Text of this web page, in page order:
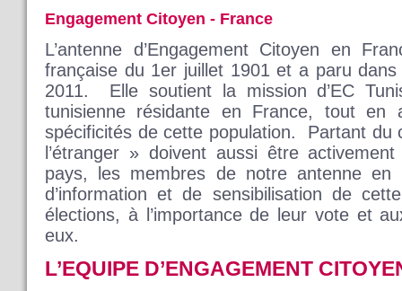
Engagement Citoyen - France
L’antenne d’Engagement Citoyen en
française du 1er juillet 1901 et a paru
2011. Elle soutient la mission d’EC
tunisienne résidante en France, tout en
spécificités de cette population. Partant du
l’étranger » doivent aussi être
pays, les membres de notre antenne en
d’information et de sensibilisation de
élections, à l’importance de leur vote et
eux.
L’EQUIPE D’ENGAGEMENT